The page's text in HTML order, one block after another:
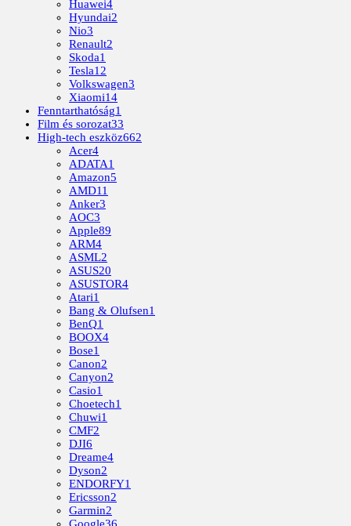
Huawei4
Hyundai2
Nio3
Renault2
Skoda1
Tesla12
Volkswagen3
Xiaomi14
Fenntarthatóság1
Film és sorozat33
High-tech eszköz662
Acer4
ADATA1
Amazon5
AMD11
Anker3
AOC3
Apple89
ARM4
ASML2
ASUS20
ASUSTOR4
Atari1
Bang & Olufsen1
BenQ1
BOOX4
Bose1
Canon2
Canyon2
Casio1
Choetech1
Chuwi1
CMF2
DJI6
Dreame4
Dyson2
ENDORFY1
Ericsson2
Garmin2
Google36